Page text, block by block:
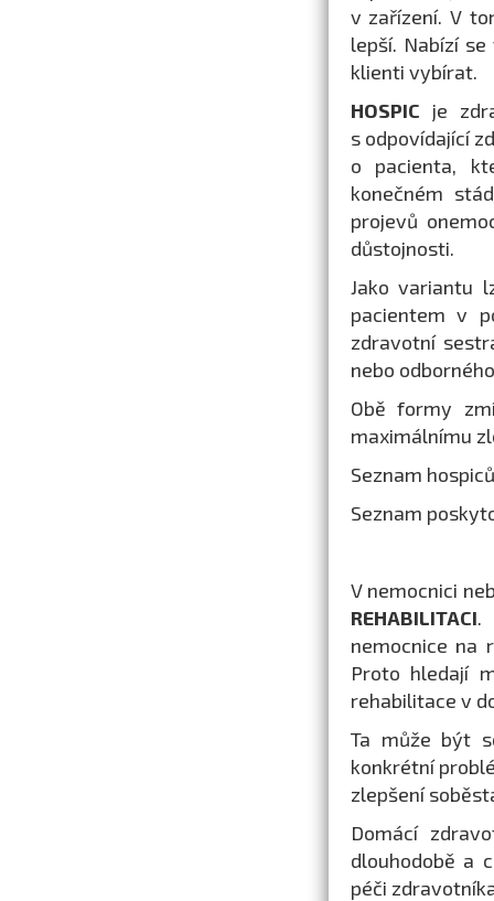
v zařízení. V
lepší. Nabízí
klienti vybírat.
HOSPIC je
s odpovídající
o pacienta,
konečném
projevů
důstojnosti.
Jako variantu
pacientem v
zdravotní
nebo
Obě formy
maximálnímu
Seznam
Seznam
V nemocnici
REHABILITACI.
nemocnice na
Proto hledají
rehabilitace v
Ta může být
konkrétní
zlepšení
Domácí
dlouhodobě a
péči